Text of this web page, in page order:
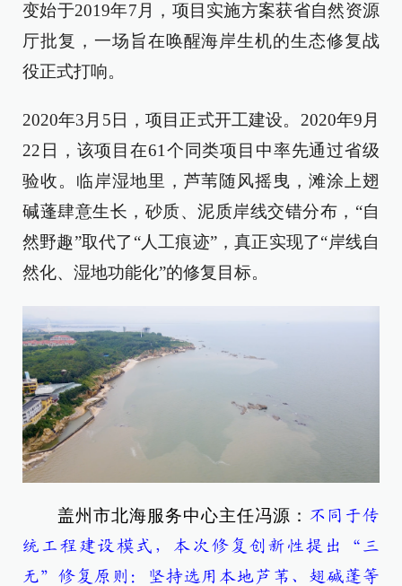
变始于2019年7月，项目实施方案获省自然资源
厅批复，一场旨在唤醒海岸生机的生态修复战
役正式打响。
2020年3月5日，项目正式开工建设。2020年9月
22日，该项目在61个同类项目中率先通过省级
验收。临岸湿地里，芦苇随风摇曳，滩涂上翅
碱蓬肆意生长，砂质、泥质岸线交错分布，“自
然野趣”取代了“人工痕迹”，真正实现了“岸线自
然化、湿地功能化”的修复目标。
盖州市北海服务中心主任冯源： 不同于传
统工程建设模式，本次修复创新性提出“三
无”修复原则：坚持选用本地芦苇、翅碱蓬等